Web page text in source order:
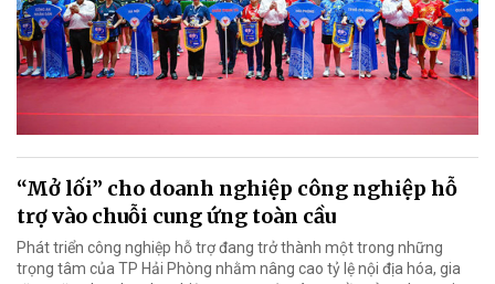
“Mở lối” cho doanh nghiệp công nghiệp hỗ
trợ vào chuỗi cung ứng toàn cầu
Phát triển công nghiệp hỗ trợ đang trở thành một trong những
trọng tâm của TP Hải Phòng nhằm nâng cao tỷ lệ nội địa hóa, gia